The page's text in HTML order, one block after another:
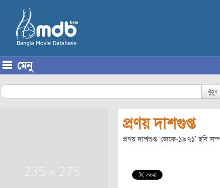
মেনু
খুঁজুন
প্রণয় দাশগুপ্ত
প্রণয় দাশগুপ্ত ‘জেকে-১৯৭১’ ছবি